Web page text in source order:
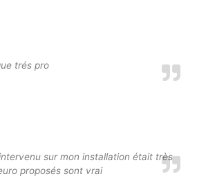
trés pro
sur mon installation était très
proposés sont vrai